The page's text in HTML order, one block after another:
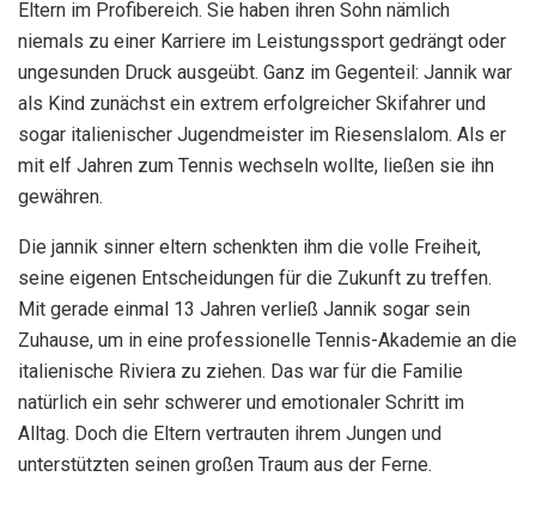
Eltern im Profibereich. Sie haben ihren Sohn nämlich
niemals zu einer Karriere im Leistungssport gedrängt oder
ungesunden Druck ausgeübt. Ganz im Gegenteil: Jannik war
als Kind zunächst ein extrem erfolgreicher Skifahrer und
sogar italienischer Jugendmeister im Riesenslalom. Als er
mit elf Jahren zum Tennis wechseln wollte, ließen sie ihn
gewähren.
Die jannik sinner eltern schenkten ihm die volle Freiheit,
seine eigenen Entscheidungen für die Zukunft zu treffen.
Mit gerade einmal 13 Jahren verließ Jannik sogar sein
Zuhause, um in eine professionelle Tennis-Akademie an die
italienische Riviera zu ziehen. Das war für die Familie
natürlich ein sehr schwerer und emotionaler Schritt im
Alltag. Doch die Eltern vertrauten ihrem Jungen und
unterstützten seinen großen Traum aus der Ferne.